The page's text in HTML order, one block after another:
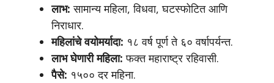
लाभ: सामान्य महिला, विधवा, घटस्फोटित आणि
निराधार.
महिलांचे वयोमर्यादा: १८ वर्ष पूर्ण ते ६० वर्षापर्यन्त.
लाभ घेणारी महिला:फक्त महाराष्ट्र रहिवासी.
पैसे: १५०० दर महिना.